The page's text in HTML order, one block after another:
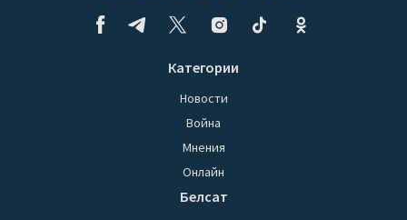
Категории
Новости
Война
Мнения
Онлайн
Белсат